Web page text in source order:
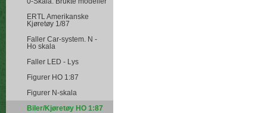
ERTL Amerikanske
Kjøretøy 1/87
Faller Car-system. N -
Ho skala
Faller LED - Lys
Figurer HO 1:87
Figurer N-skala
Biler/Kjøretøy HO 1:87